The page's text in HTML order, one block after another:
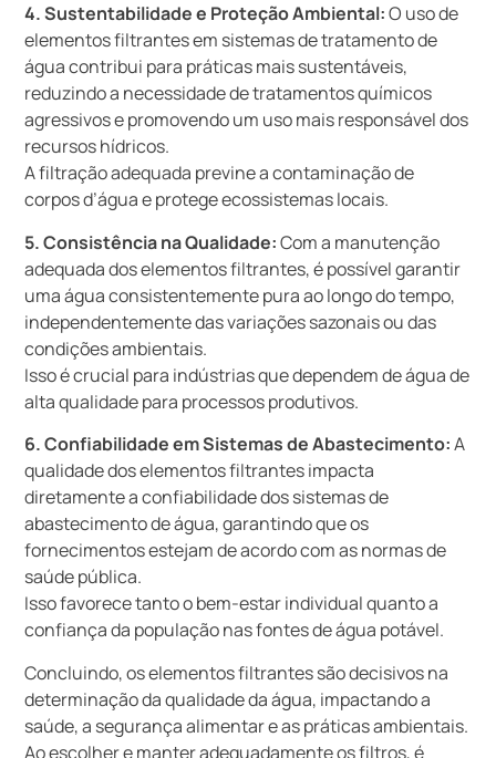
4. Sustentabilidade e Proteção Ambiental:O uso de
elementos filtrantes em sistemas de tratamento de
água contribui para práticas mais sustentáveis,
reduzindo a necessidade de tratamentos químicos
agressivos e promovendo um uso mais responsável dos
recursos hídricos.
A filtração adequada previne a contaminação de
corpos d’água e protege ecossistemas locais.
5. Consistência na Qualidade:Com a manutenção
adequada dos elementos filtrantes, é possível garantir
uma água consistentemente pura ao longo do tempo,
independentemente das variações sazonais ou das
condições ambientais.
Isso é crucial para indústrias que dependem de água de
alta qualidade para processos produtivos.
6. Confiabilidade em Sistemas de Abastecimento:A
qualidade dos elementos filtrantes impacta
diretamente a confiabilidade dos sistemas de
abastecimento de água, garantindo que os
fornecimentos estejam de acordo com as normas de
saúde pública.
Isso favorece tanto o bem-estar individual quanto a
confiança da população nas fontes de água potável.
Concluindo, os elementos filtrantes são decisivos na
determinação da qualidade da água, impactando a
saúde, a segurança alimentar e as práticas ambientais.
Ao escolher e manter adequadamente os filtros, é